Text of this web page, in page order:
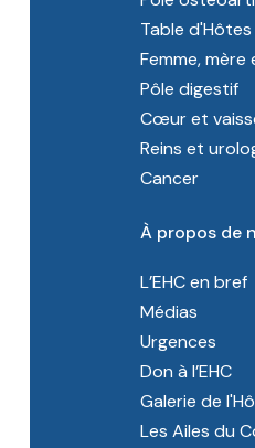
Table
Femme,
Pôle digestif
Cœur et
Reins et
Cancer
À propos de
L’EHC en bref
Médias
Urgences
Don à l’EHC
Galerie de
Les Ailes du